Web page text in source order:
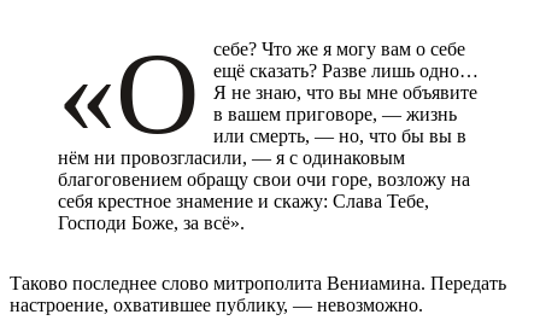
«О
себе? Что же я могу вам о себе
ещё сказать? Разве лишь одно…
Я не знаю, что вы мне объявите
в вашем приговоре, — жизнь
или смерть, — но, что бы вы в
нём ни провозгласили, — я с одинаковым
благоговением обращу свои очи горе, возложу на
себя крестное знамение и скажу: Слава Тебе,
Господи Боже, за всё».
Таково последнее слово митрополита Вениамина. Передать
настроение, охватившее публику, — невозможно.